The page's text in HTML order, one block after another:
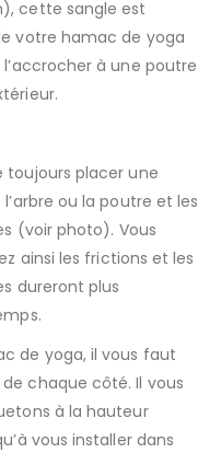
cette sangle est
votre hamac de yoga
à une poutre
toujours placer une
ou la poutre et les
(voir photo). Vous
ainsi les frictions et les
dureront plus
de yoga, il vous faut
de chaque côté. Il vous
à la hauteur
vous installer dans